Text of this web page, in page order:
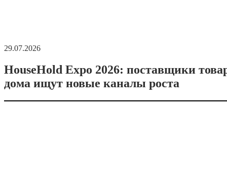
29.07.2026
HouseHold Expo 2026: поставщики
дома ищут новые каналы роста